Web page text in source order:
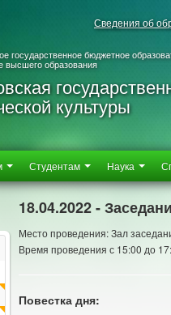
Сведения об
государственное бюджетное
высшего образования
культуры
Студентам Наука
18.04.2022 -
Место проведения: Зал
Время проведения с 15:00 до
Повестка дня: